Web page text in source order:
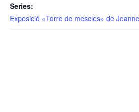
Series:
Exposició «Torre de mescles» de